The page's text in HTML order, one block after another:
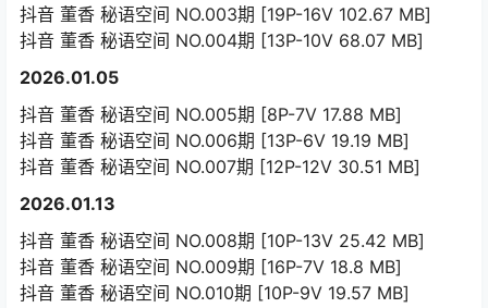
抖音 董香 秘语空间 NO.003期 [19P-16V 102.67 MB]
抖音 董香 秘语空间 NO.004期 [13P-10V 68.07 MB]
2026.01.05
抖音 董香 秘语空间 NO.005期 [8P-7V 17.88 MB]
抖音 董香 秘语空间 NO.006期 [13P-6V 19.19 MB]
抖音 董香 秘语空间 NO.007期 [12P-12V 30.51 MB]
2026.01.13
抖音 董香 秘语空间 NO.008期 [10P-13V 25.42 MB]
抖音 董香 秘语空间 NO.009期 [16P-7V 18.8 MB]
抖音 董香 秘语空间 NO.010期 [10P-9V 19.57 MB]